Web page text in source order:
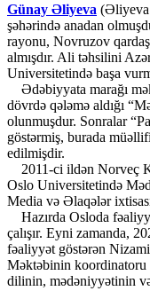
Günay Əliyeva (Əliyeva
şəhərində anadan
rayonu, Novruzov
almışdır. Ali təhsilini
Universitetində başa
Ədəbiyyata marağı
dövrdə qələmə aldığı
olunmuşdur. Sonralar
göstərmiş, burada
edilmişdir.
2011-ci ildən Norveç
Oslo Universitetində
Media və Əlaqələr
Hazırda Osloda
çalışır. Eyni zamanda,
fəaliyyət göstərən
Məktəbinin koordinatoru
dilinin, mədəniyyətinin